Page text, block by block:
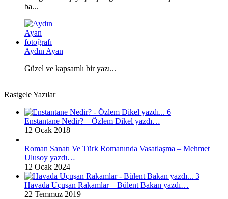
ba...
Aydın Ayan
Güzel ve kapsamlı bir yazı...
Rastgele Yazılar
Enstantane Nedir? – Özlem Dikel yazdı…
12 Ocak 2018
Roman Sanatı Ve Türk Romanında Vasatlaşma – Mehmet
Ulusoy yazdı…
12 Ocak 2024
Havada Uçuşan Rakamlar – Bülent Bakan yazdı…
22 Temmuz 2019